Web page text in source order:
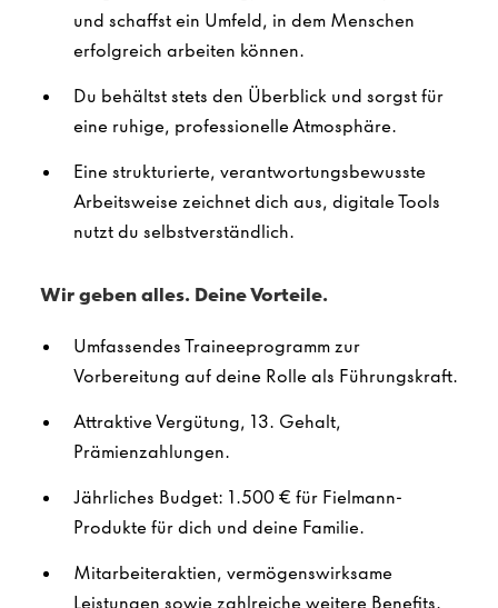
und schaffst ein Umfeld, in dem Menschen
erfolgreich arbeiten können.
Du behältst stets den Überblick und sorgst für
eine ruhige, professionelle Atmosphäre.
Eine strukturierte, verantwortungsbewusste
Arbeitsweise zeichnet dich aus, digitale Tools
nutzt du selbstverständlich.
Wir geben alles. Deine Vorteile.
Umfassendes Traineeprogramm zur
Vorbereitung auf deine Rolle als Führungskraft.
Attraktive Vergütung, 13. Gehalt,
Prämienzahlungen.
Jährliches Budget: 1.500 € für Fielmann-
Produkte für dich und deine Familie.
Mitarbeiteraktien, vermögenswirksame
Leistungen sowie zahlreiche weitere Benefits.